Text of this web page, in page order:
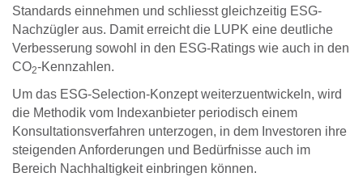
Standards einnehmen und schliesst gleichzeitig ESG-
Nachzügler aus. Damit erreicht die LUPK eine deutliche
Verbesserung sowohl in den ESG-Ratings wie auch in den
CO2-Kennzahlen.
Um das ESG-Selection-Konzept weiterzuentwickeln, wird
die Methodik vom Indexanbieter periodisch einem
Konsultationsverfahren unterzogen, in dem Investoren ihre
steigenden Anforderungen und Bedürfnisse auch im
Bereich Nachhaltigkeit einbringen können.